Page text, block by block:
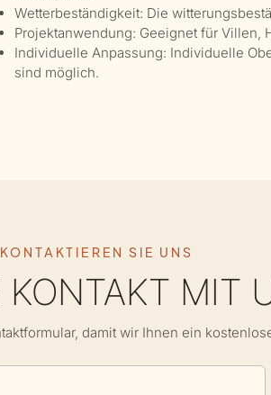
Wetterbeständigkeit: Die
Projektanwendung: Geeignet für Villen,
Individuelle Anpassung: Individuelle
sind möglich.
KONTAKTIEREN SIE UNS
KONTAKT MIT
damit wir Ihnen ein